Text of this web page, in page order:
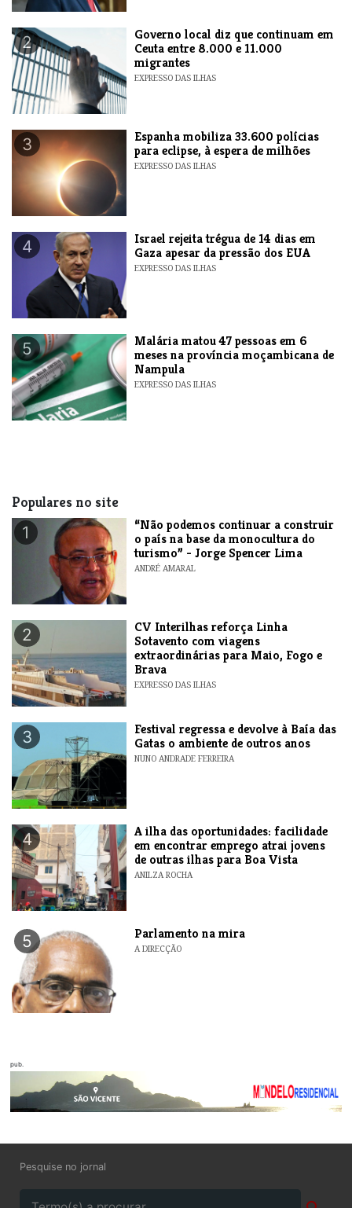
2
​Governo local diz que continuam em
Ceuta entre 8.000 e 11.000
migrantes
EXPRESSO DAS ILHAS
3
Espanha mobiliza 33.600 polícias
para eclipse, à espera de milhões
EXPRESSO DAS ILHAS
4
​Israel rejeita trégua de 14 dias em
Gaza apesar da pressão dos EUA
EXPRESSO DAS ILHAS
5
​Malária matou 47 pessoas em 6
meses na província moçambicana de
Nampula
EXPRESSO DAS ILHAS
Populares no site
1
“Não podemos continuar a construir
o país na base da monocultura do
turismo” - Jorge Spencer Lima
ANDRÉ AMARAL
2
​CV Interilhas reforça Linha
Sotavento com viagens
extraordinárias para Maio, Fogo e
Brava
EXPRESSO DAS ILHAS
3
Festival regressa e devolve à Baía das
Gatas o ambiente de outros anos
NUNO ANDRADE FERREIRA
4
A ilha das oportunidades: facilidade
em encontrar emprego atrai jovens
de outras ilhas para Boa Vista
ANILZA ROCHA
5 Parlamento na mira
A DIRECÇÃO
pub.
Pesquise no jornal